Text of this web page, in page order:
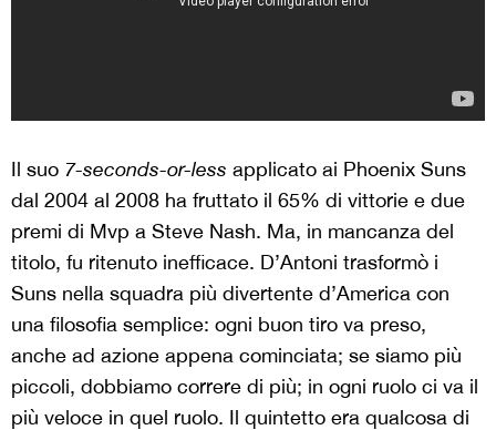
Il suo 7-seconds-or-less applicato ai Phoenix Suns
dal 2004 al 2008 ha fruttato il 65% di vittorie e due
premi di Mvp a Steve Nash. Ma, in mancanza del
titolo, fu ritenuto inefficace. D’Antoni trasformò i
Suns nella squadra più divertente d’America con
una filosofia semplice: ogni buon tiro va preso,
anche ad azione appena cominciata; se siamo più
piccoli, dobbiamo correre di più; in ogni ruolo ci va il
più veloce in quel ruolo. Il quintetto era qualcosa di